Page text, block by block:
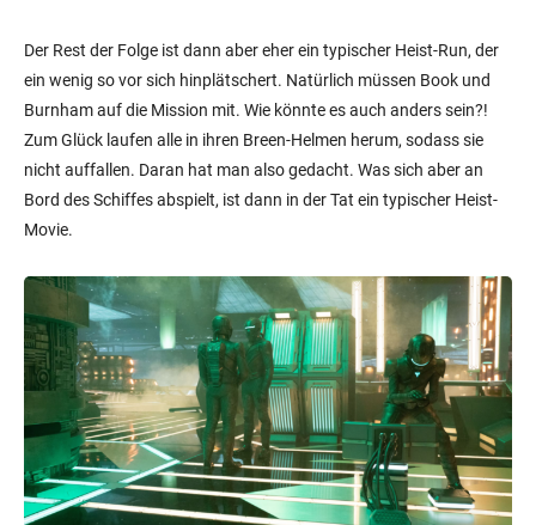
Der Rest der Folge ist dann aber eher ein typischer Heist-Run, der
ein wenig so vor sich hinplätschert. Natürlich müssen Book und
Burnham auf die Mission mit. Wie könnte es auch anders sein?!
Zum Glück laufen alle in ihren Breen-Helmen herum, sodass sie
nicht auffallen. Daran hat man also gedacht. Was sich aber an
Bord des Schiffes abspielt, ist dann in der Tat ein typischer Heist-
Movie.